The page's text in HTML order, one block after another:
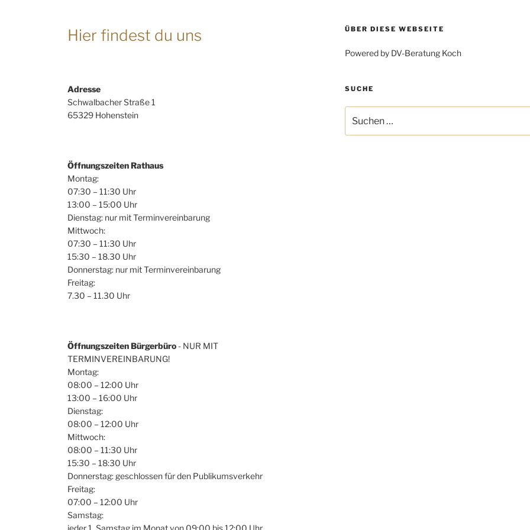
Hier findest du uns
Adresse
Schwalbacher Straße 1
65329 Hohenstein
Öffnungszeiten Rathaus
Montag:
07:30 – 11:30 Uhr
13:00 – 15:00 Uhr
Dienstag: nur mit Terminvereinbarung
Mittwoch:
07:30 – 11:30 Uhr
15:30 – 18.30 Uhr
Donnerstag: nur mit Terminvereinbarung
Freitag:
7.30 – 11.30 Uhr
Öffnungszeiten Bürgerbüro - NUR MIT
TERMINVEREINBARUNG!
Montag:
08:00 – 12:00 Uhr
13:00 – 16:00 Uhr
Dienstag:
08:00 – 12:00 Uhr
Mittwoch:
08:00 – 11:30 Uhr
15:30 – 18:30 Uhr
Donnerstag: geschlossen für den Publikumsverkehr
Freitag:
07:00 – 12:00 Uhr
Samstag:
jeder 1. Samstag im Monat von 09:00 bis 12:00 Uhr
ÜBER DIESE WEBSEITE
Powered by DV-Beratung Koch
SUCHE
nach: